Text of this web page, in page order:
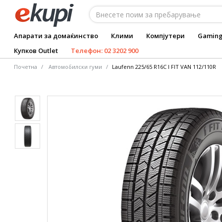
Апарати за домаќинство Клими Компјутери
Купков Outlet
Телефон: 02 3202 900
Почетна Автомобилски гуми Laufenn 225/65 R16C I FIT VAN 112/110R